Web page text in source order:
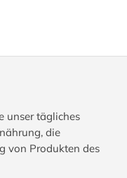
unser tägliches
die
von Produkten des